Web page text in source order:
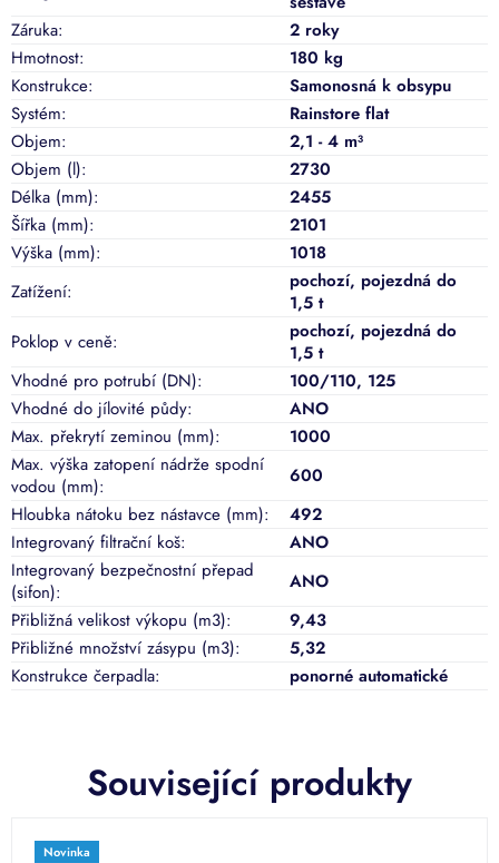
Související produkty
Novinka
Záruka:
2 roky
Hmotnost:
180 kg
Konstrukce:
Samonosná k obsypu
Systém:
Rainstore flat
Objem:
2,1 - 4 m³
Objem (l):
2730
Délka (mm):
2455
Šířka (mm):
2101
Výška (mm):
1018
Zatížení: pochozí, pojezdná do
1,5 t
Poklop v ceně:
pochozí, pojezdná do
1,5 t
Vhodné pro potrubí (DN): 100/110, 125
Vhodné do jílovité půdy:
ANO
Max. překrytí zeminou (mm):
1000
Max. výška zatopení nádrže spodní
vodou (mm):
600
Hloubka nátoku bez nástavce (mm):
492
Integrovaný filtrační koš:
ANO
Integrovaný bezpečnostní přepad
(sifon):
ANO
Přibližná velikost výkopu (m3):
9,43
Přibližné množství zásypu (m3):
5,32
Konstrukce čerpadla: ponorné automatické